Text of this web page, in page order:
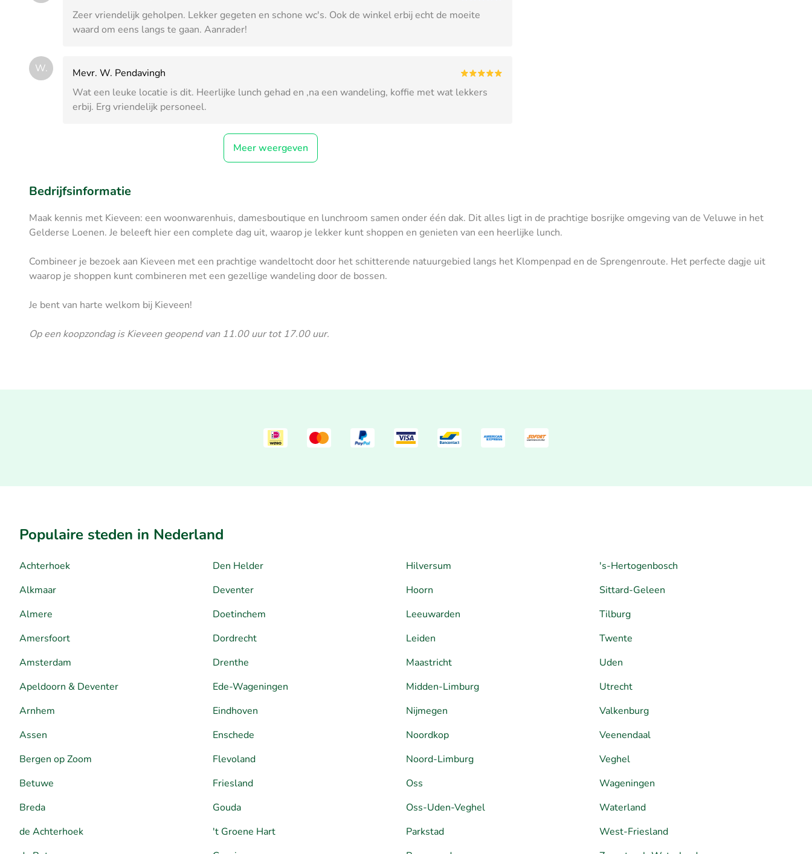
Zeer vriendelijk geholpen. Lekker gegeten en schone wc's. Ook de winkel erbij echt de moeite
waard om eens langs te gaan. Aanrader!
W.
Mevr. W. Pendavingh
Wat een leuke locatie is dit. Heerlijke lunch gehad en ,na een wandeling, koffie met wat lekkers
erbij. Erg vriendelijk personeel.
Meer weergeven
Bedrijfsinformatie
Maak kennis met Kieveen: een woonwarenhuis, damesboutique en lunchroom samen onder één dak. Dit alles ligt in de prachtige bosrijke omgeving van de Veluwe in het
Gelderse Loenen. Je beleeft hier een complete dag uit, waarop je lekker kunt shoppen en genieten van een heerlijke lunch.
Combineer je bezoek aan Kieveen met een prachtige wandeltocht door het schitterende natuurgebied langs het Klompenpad en de Sprengenroute. Het perfecte dagje uit
waarop je shoppen kunt combineren met een gezellige wandeling door de bossen.
Je bent van harte welkom bij Kieveen!
Op een koopzondag is Kieveen geopend van 11.00 uur tot 17.00 uur.
Populaire steden in Nederland
Achterhoek
Alkmaar
Almere
Amersfoort
Amsterdam
Apeldoorn & Deventer
Arnhem
Assen
Bergen op Zoom
Betuwe
Breda
de Achterhoek
Den Helder
Deventer
Doetinchem
Dordrecht
Drenthe
Ede-Wageningen
Eindhoven
Enschede
Flevoland
Friesland
Gouda
't Groene Hart
Hilversum
Hoorn
Leeuwarden
Leiden
Maastricht
Midden-Limburg
Nijmegen
Noordkop
Noord-Limburg
Oss
Oss-Uden-Veghel
Parkstad
's-Hertogenbosch
Sittard-Geleen
Tilburg
Twente
Uden
Utrecht
Valkenburg
Veenendaal
Veghel
Wageningen
Waterland
West-Friesland